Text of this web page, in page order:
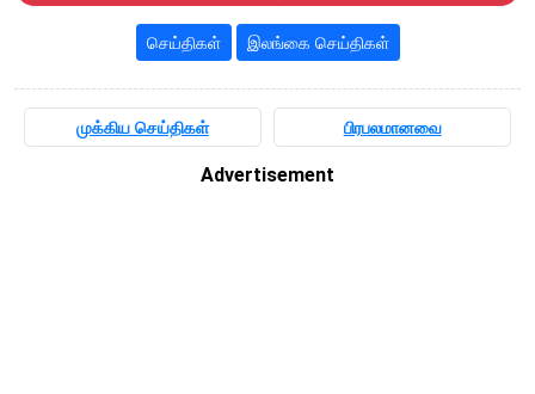
செய்திகள் இலங்கை செய்திகள்
முக்கிய செய்திகள் பிரபலமானவை
Advertisement